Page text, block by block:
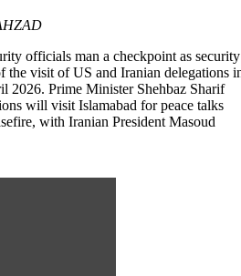
officials man a checkpoint as security
the visit of US and Iranian delegations
2026. Prime Minister Shehbaz Sharif
will visit Islamabad for peace talks
with Iranian President Masoud